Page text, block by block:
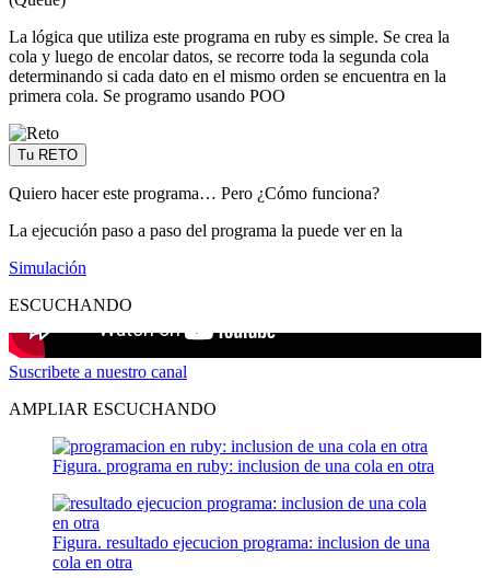
La lógica que utiliza este programa en ruby es simple. Se crea la
cola y luego de encolar datos, se recorre toda la segunda cola
determinando si cada dato en el mismo orden se encuentra en la
primera cola. Se programo usando POO
Tu RETO
Quiero hacer este programa… Pero ¿Cómo funciona?
La ejecución paso a paso del programa la puede ver en la
Simulación
ESCUCHANDO
Suscribete a nuestro canal
AMPLIAR ESCUCHANDO
Figura. programa en ruby: inclusion de una cola en otra
Figura. resultado ejecucion programa: inclusion de una
cola en otra